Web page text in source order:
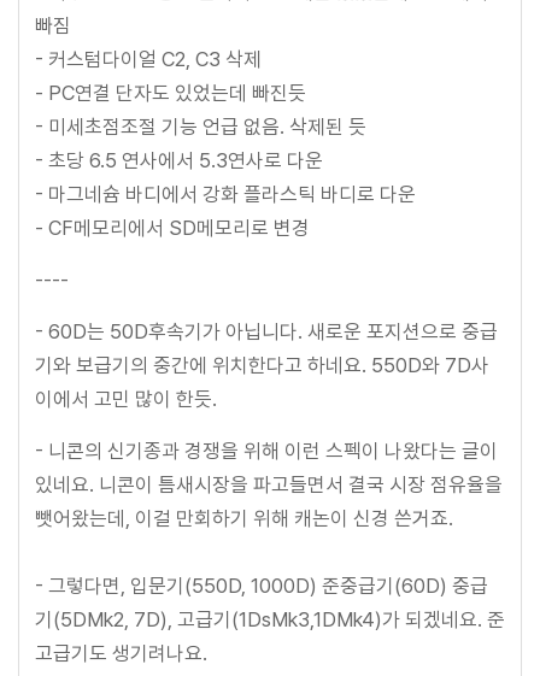
빠짐
- 커스텀다이얼 C2, C3 삭제
- PC연결 단자도 있었는데 빠진듯
- 미세초점조절 기능 언급 없음. 삭제된 듯
- 초당 6.5 연사에서 5.3연사로 다운
- 마그네슘 바디에서 강화 플라스틱 바디로 다운
- CF메모리에서 SD메모리로 변경
----
- 60D는 50D후속기가 아닙니다. 새로운 포지션으로 중급
기와 보급기의 중간에 위치한다고 하네요. 550D와 7D사
이에서 고민 많이 한듯.
- 니콘의 신기종과 경쟁을 위해 이런 스펙이 나왔다는 글이
있네요. 니콘이 틈새시장을 파고들면서 결국 시장 점유율을
뺏어왔는데, 이걸 만회하기 위해 캐논이 신경 쓴거죠.
- 그렇다면, 입문기(550D, 1000D) 준중급기(60D) 중급
기(5DMk2, 7D), 고급기(1DsMk3,1DMk4)가 되겠네요. 준
고급기도 생기려나요.